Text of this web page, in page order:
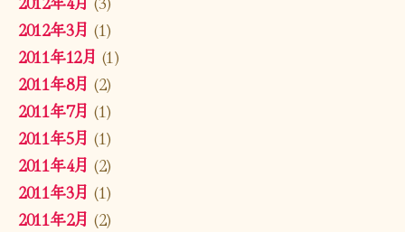
2012年3月 (1)
2011年12月 (1)
2011年8月 (2)
2011年7月 (1)
2011年5月 (1)
2011年4月 (2)
2011年3月 (1)
2011年2月 (2)